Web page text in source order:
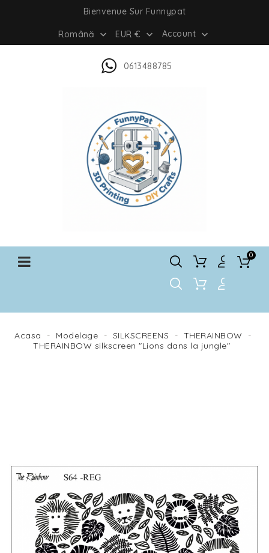
Bienvenue Sur Funnypat
Română  EUR €  Account 
0613488785
0
Acasa Modelage SILKSCREENS
THERAINBOW
THERAINBOW silkscreen "Lions dans la jungle"